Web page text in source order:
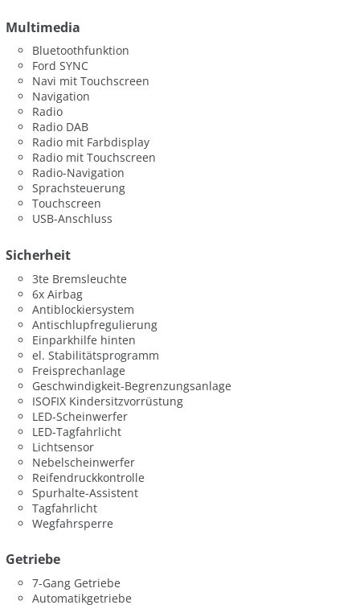
Multimedia
Bluetoothfunktion
Ford SYNC
Navi mit Touchscreen
Navigation
Radio
Radio DAB
Radio mit Farbdisplay
Radio mit Touchscreen
Radio-Navigation
Sprachsteuerung
Touchscreen
USB-Anschluss
Sicherheit
3te Bremsleuchte
6x Airbag
Antiblockiersystem
Antischlupfregulierung
Einparkhilfe hinten
el. Stabilitätsprogramm
Freisprechanlage
Geschwindigkeit-Begrenzungsanlage
ISOFIX Kindersitzvorrüstung
LED-Scheinwerfer
LED-Tagfahrlicht
Lichtsensor
Nebelscheinwerfer
Reifendruckkontrolle
Spurhalte-Assistent
Tagfahrlicht
Wegfahrsperre
Getriebe
7-Gang Getriebe
Automatikgetriebe